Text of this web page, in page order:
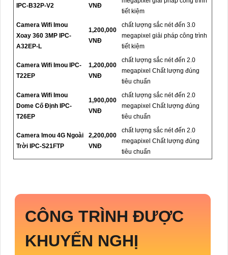
IPC-B32P-V2 VNĐ
tiết kiệm
Camera Wifi Imou
Xoay 360 3MP IPC-
A32EP-L
1,200,000
VNĐ
chất lượng sắc nét đến 3.0
megapixel giải pháp công trình
tiết kiệm
Camera Wifi Imou IPC-
T22EP
1,200,000
VNĐ
chất lượng sắc nét đến 2.0
megapixel Chất lượng đúng
tiêu chuẩn
Camera Wifi Imou
Dome Cố Định IPC-
T26EP
1,900,000
VNĐ
chất lượng sắc nét đến 2.0
megapixel Chất lượng đúng
tiêu chuẩn
Camera Imou 4G Ngoài
Trời IPC-S21FTP
2,200,000
VNĐ
chất lượng sắc nét đến 2.0
megapixel Chất lượng đúng
tiêu chuẩn
CÔNG TRÌNH ĐƯỢC
KHUYẾN NGHỊ